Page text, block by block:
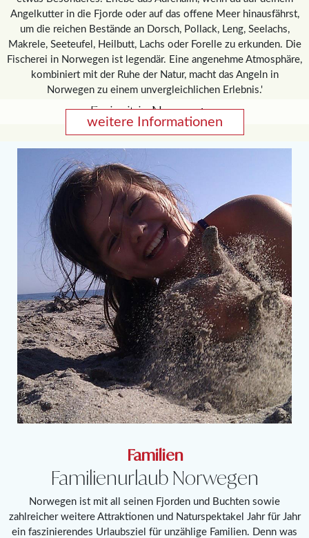
Freizeit in Norwegen
Angelkutter in die Fjorde oder auf das offene Meer hinausfährst,
um die reichen Bestände an Dorsch, Pollack, Leng, Seelachs,
Makrele, Seeteufel, Heilbutt, Lachs oder Forelle zu erkunden. Die
Fischerei in Norwegen ist legendär. Eine angenehme Atmosphäre,
kombiniert mit der Ruhe der Natur, macht das Angeln in
Norwegen zu einem unvergleichlichen Erlebnis.'
weitere Informationen
Familien
Familienurlaub Norwegen
Norwegen ist mit all seinen Fjorden und Buchten sowie
zahlreicher weitere Attraktionen und Naturspektakel Jahr für Jahr
ein faszinierendes Urlaubsziel für unzählige Familien. Denn was